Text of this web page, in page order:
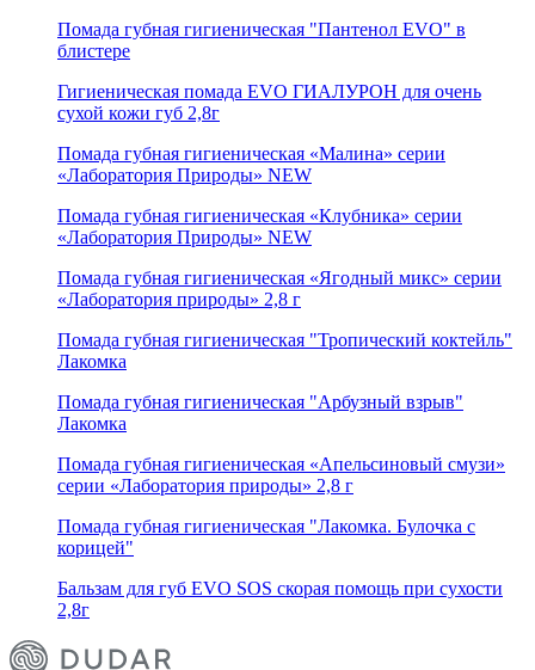
Помада губная гигиеническая "Пантенол EVO" в
блистере
Гигиеническая помада EVO ГИАЛУРОН для очень
сухой кожи губ 2,8г
Помада губная гигиеническая «Малина» серии
«Лаборатория Природы» NEW
Помада губная гигиеническая «Клубника» серии
«Лаборатория Природы» NEW
Помада губная гигиеническая «Ягодный микс» серии
«Лаборатория природы» 2,8 г
Помада губная гигиеническая "Тропический коктейль"
Лакомка
Помада губная гигиеническая "Арбузный взрыв"
Лакомка
Помада губная гигиеническая «Апельсиновый смузи»
серии «Лаборатория природы» 2,8 г
Помада губная гигиеническая "Лакомка. Булочка с
корицей"
Бальзам для губ EVO SOS скорая помощь при сухости
2,8г